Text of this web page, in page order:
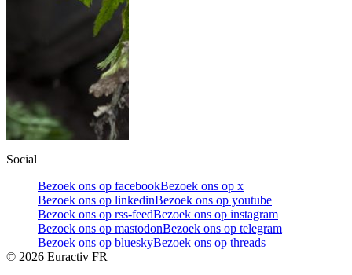
Social
Bezoek ons op facebookBezoek ons op x
Bezoek ons op linkedinBezoek ons op youtube
Bezoek ons op rss-feedBezoek ons op instagram
Bezoek ons op mastodonBezoek ons op telegram
Bezoek ons op blueskyBezoek ons op threads
© 2026 Euractiv FR